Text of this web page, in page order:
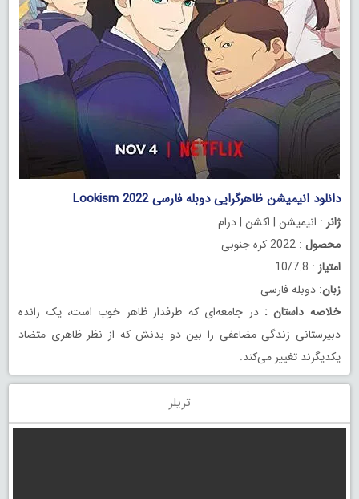
دانلود انیمیشن ظاهرگرایی دوبله فارسی Lookism 2022
ژانر : انیمیشن | اکشن | درام
محصول : 2022 کره جنوبی
امتیاز : 10/7.8
زبان: دوبله فارسی
خلاصه داستان : در جامعه‌ای که طرفدار ظاهر خوب است، یک رانده
دبیرستانی زندگی مضاعفی را بین دو بدنش که از نظر ظاهری متضاد
یکدیگرند تغییر می‌کند.
تریلر